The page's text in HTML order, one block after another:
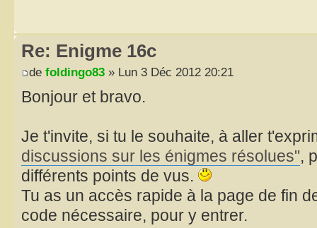
Re: Enigme 16c
de foldingo83 » Lun 3 Déc 2012 20:21
Bonjour et bravo.
Je t'invite, si tu le souhaite, à aller
discussions sur les énigmes résolues",
différents points de vus.
Tu as un accès rapide à la page de fin
code nécessaire, pour y entrer.